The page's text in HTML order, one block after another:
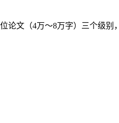
论文（4万～8万字）三个级别